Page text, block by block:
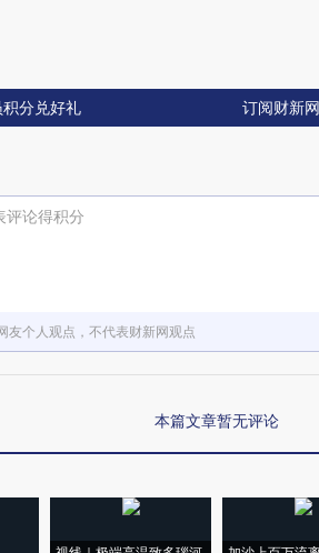
积分兑好礼 订阅财新
评论得积分
友个人观点，不代表财新网观点
本篇文章暂无评论